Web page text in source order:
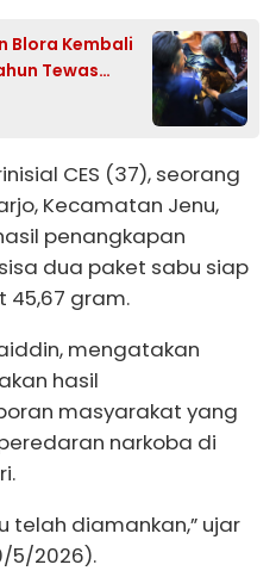
Blora Kembali
Tewas
CES (37), seorang
Kecamatan Jenu,
penangkapan
dua paket sabu siap
gram.
mengatakan
hasil
masyarakat yang
narkoba di
telah diamankan,” ujar
5/2026).